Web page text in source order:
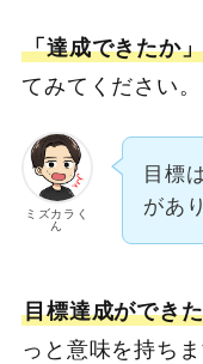
「達成できたか
てみてください。
ミズカラく
ん
目標
があ
目標達成ができ
っと意味を持ちま